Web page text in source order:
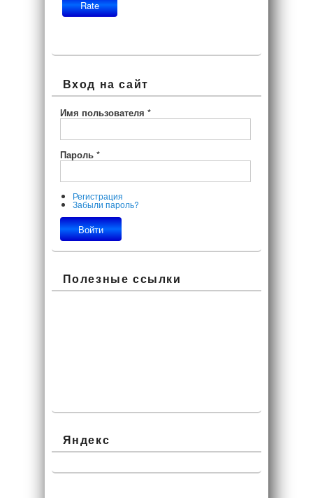
Вход на сайт
Имя пользователя *
Пароль *
Регистрация
Забыли пароль?
Полезные ссылки
Яндекс